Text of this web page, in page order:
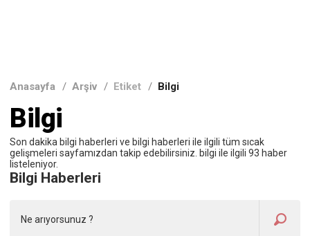
Anasayfa / Arşiv / Etiket / Bilgi
Bilgi
Son dakika bilgi haberleri ve bilgi haberleri ile ilgili tüm sıcak
gelişmeleri sayfamızdan takip edebilirsiniz. bilgi ile ilgili 93 haber
listeleniyor.
Bilgi Haberleri